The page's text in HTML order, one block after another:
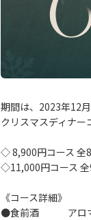
期間は、2023年12
クリスマスディナー
◇ 8,900円コース 全
◇11,000円コース
《コース詳細》
●食前酒 アロマ